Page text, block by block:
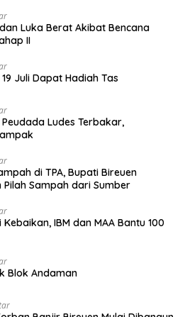
Luka Berat Akibat Bencana
II
Juli Dapat Hadiah Tas
Ludes Terbakar,
di TPA, Bupati Bireuen
Pilah Sampah dari Sumber
IBM dan MAA Bantu 100
Blok Andaman